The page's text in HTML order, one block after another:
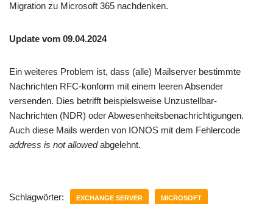
Migration zu Microsoft 365 nachdenken.
Update vom 09.04.2024
Ein weiteres Problem ist, dass (alle) Mailserver bestimmte
Nachrichten RFC-konform mit einem leeren Absender
versenden. Dies betrifft beispielsweise Unzustellbar-
Nachrichten (NDR) oder Abwesenheitsbenachrichtigungen.
Auch diese Mails werden von IONOS mit dem Fehlercode
address is not allowedabgelehnt.
Schlagwörter: EXCHANGE SERVER MICROSOFT